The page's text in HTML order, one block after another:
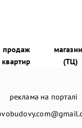
продаж
квартир
(ТЦ)
реклама на порталі